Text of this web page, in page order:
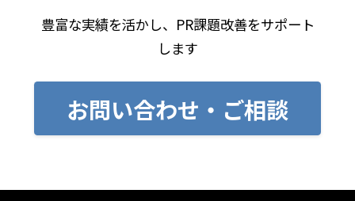
豊富な実績を活かし、PR課題改善をサポート
します
お問い合わせ・ご相談